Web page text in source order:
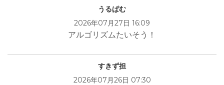
うるぱむ
2026年07月27日 16:09
アルゴリズムたいそう！
すきず担
2026年07月26日 07:30